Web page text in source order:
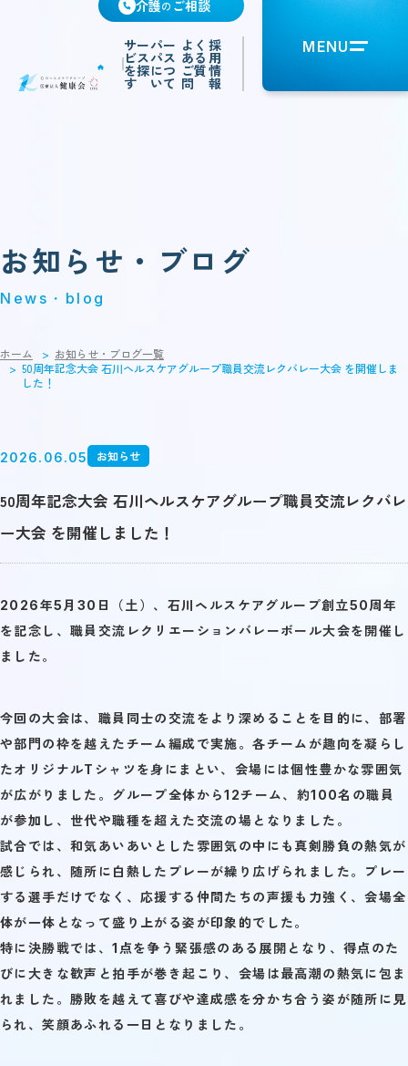
介護の ご相談
サー
ビス
を探
す
パー
パス
につ
いて
よく
ある
ご質
問
採
用
情
報
MENU
お知らせ・ブログ
News・blog
ホーム
お知らせ・ブログ一覧
50周年記念大会 石川ヘルスケアグループ職員交流レクバレー大会 を開催しま
した！
2026.06.05 お知らせ
50周年記念大会 石川ヘルスケアグループ職員交流レクバレ
ー大会 を開催しました！
2026年5月30日（土）、石川ヘルスケアグループ創立50周年
を記念し、職員交流レクリエーションバレーボール大会を開催し
ました。
今回の大会は、職員同士の交流をより深めることを目的に、部署
や部門の枠を越えたチーム編成で実施。各チームが趣向を凝らし
たオリジナルTシャツを身にまとい、会場には個性豊かな雰囲気
が広がりました。グループ全体から12チーム、約100名の職員
が参加し、世代や職種を超えた交流の場となりました。
試合では、和気あいあいとした雰囲気の中にも真剣勝負の熱気が
感じられ、随所に白熱したプレーが繰り広げられました。プレー
する選手だけでなく、応援する仲間たちの声援も力強く、会場全
体が一体となって盛り上がる姿が印象的でした。
特に決勝戦では、1点を争う緊張感のある展開となり、得点のた
びに大きな歓声と拍手が巻き起こり、会場は最高潮の熱気に包ま
れました。勝敗を越えて喜びや達成感を分かち合う姿が随所に見
られ、笑顔あふれる一日となりました。